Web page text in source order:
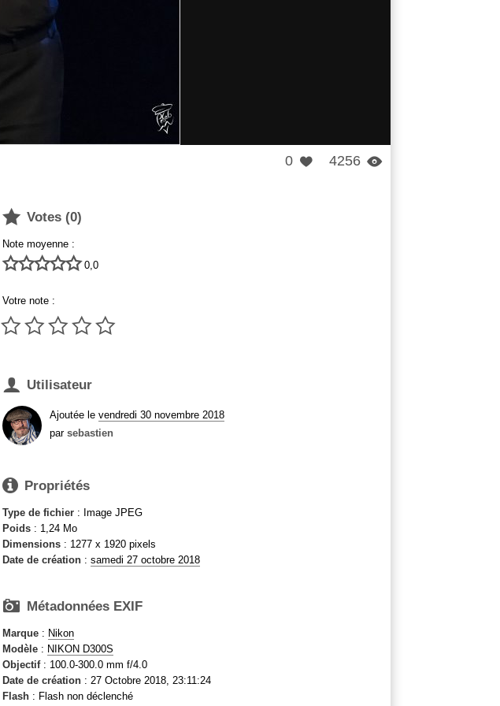
0  4256 
 Votes (0)
Note moyenne :
 0,0
Votre note :

 Utilisateur
Ajoutée le vendredi 30 novembre 2018
par sebastien
 Propriétés
Type de fichier : Image JPEG
Poids : 1,24 Mo
Dimensions : 1277 x 1920 pixels
Date de création : samedi 27 octobre 2018
 Métadonnées EXIF
Marque : Nikon
Modèle : NIKON D300S
Objectif: 100.0-300.0 mm f/4.0
Date de création : 27 Octobre 2018, 23:11:24
Flash : Flash non déclenché